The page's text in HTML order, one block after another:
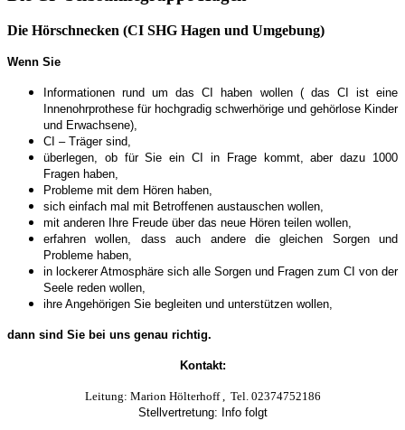
Die Hörschnecken (CI SHG Hagen und Umgebung)
Wenn Sie
Informationen rund um das CI haben wollen ( das CI ist eine
Innenohrprothese für hochgradig schwerhörige und gehörlose Kinder
und Erwachsene),
CI – Träger sind,
überlegen, ob für Sie ein CI in Frage kommt, aber dazu 1000
Fragen haben,
Probleme mit dem Hören haben,
sich einfach mal mit Betroffenen austauschen wollen,
mit anderen Ihre Freude über das neue Hören teilen wollen,
erfahren wollen, dass auch andere die gleichen Sorgen und
Probleme haben,
in lockerer Atmosphäre sich alle Sorgen und Fragen zum CI von der
Seele reden wollen,
ihre Angehörigen Sie begleiten und unterstützen wollen,
dann sind Sie bei uns genau richtig.
Kontakt:
Leitung: Marion Hölterhoff , Tel. 02374752186
Stellvertretung: Info folgt